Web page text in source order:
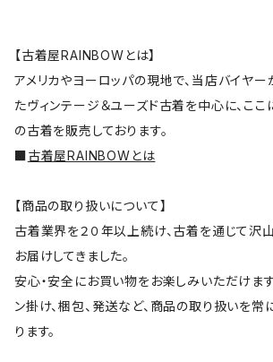
【古着屋RAINBOWとは】
アメリカやヨーロッパの現地で、当店バイヤ
たヴィンテージ＆ユーズド古着を中心に、こ
の古着を販売しております。
■古着屋RAINBOWとは
【商品の取り扱いについて】
古着業界を２０年以上続け、古着を通じて沢
お届けしてきました。
安心・安全にお買い物をお楽しみいただけます
ン掛け、梱包、発送など、商品の取り扱いを常
ります。